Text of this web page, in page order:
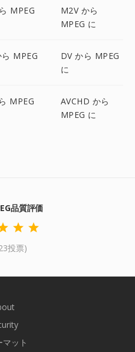
MPEG
M2V から
MPEG に
MPEG
DV から MPEG
に
MPEG
AVCHD から
MPEG に
品質評価
投票)
マット